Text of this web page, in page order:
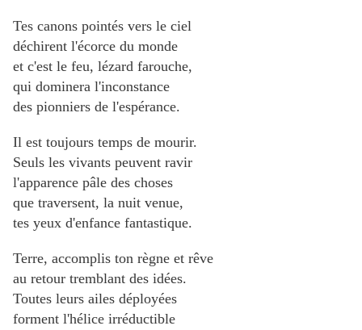
Tes canons pointés vers le ciel
déchirent l'écorce du monde
et c'est le feu, lézard farouche,
qui dominera l'inconstance
des pionniers de l'espérance.
Il est toujours temps de mourir.
Seuls les vivants peuvent ravir
l'apparence pâle des choses
que traversent, la nuit venue,
tes yeux d'enfance fantastique.
Terre, accomplis ton règne et rêve
au retour tremblant des idées.
Toutes leurs ailes déployées
forment l'hélice irréductible